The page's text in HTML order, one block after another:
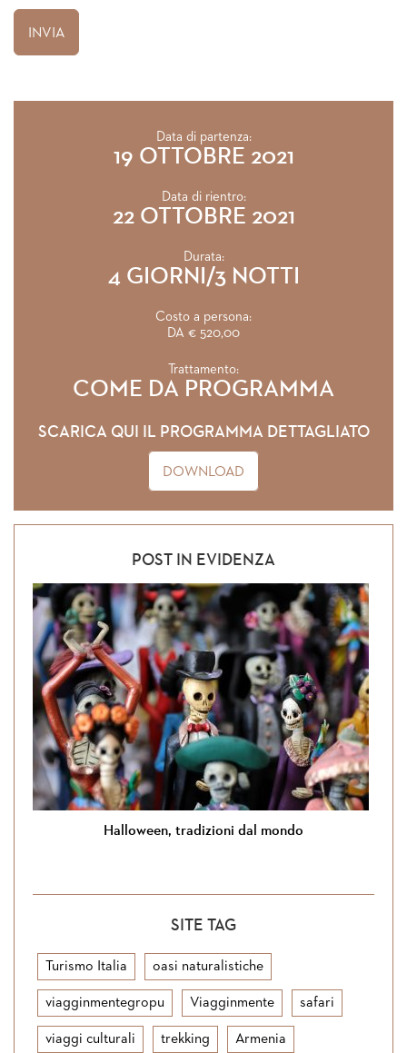
Data di partenza:
19 OTTOBRE 2021
Data di rientro:
22 OTTOBRE 2021
Durata:
4 GIORNI/3 NOTTI
Costo a persona:
DA € 520,00
Trattamento:
COME DA PROGRAMMA
SCARICA QUI IL PROGRAMMA DETTAGLIATO
DOWNLOAD
POST IN EVIDENZA
Halloween, tradizioni dal mondo
SITE TAG
Turismo Italia oasi naturalistiche
viagginmentegropu Viagginmente safari
viaggi culturali trekking Armenia